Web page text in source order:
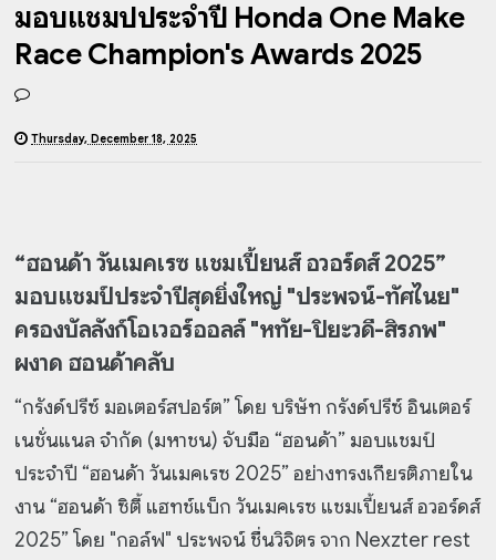
มอบแชมป์ประจำปี Honda One Make
Race Champion's Awards 2025
Thursday, December 18, 2025
“ฮอนด้า วันเมคเรซ แชมเปี้ยนส์ อวอร์ดส์ 2025”
มอบแชมป์ประจำปีสุดยิ่งใหญ่ "ประพจน์-ทัศไนย"
ครองบัลลังก์โอเวอร์ออลล์ "หทัย-ปิยะวดี-สิรภพ"
ผงาด ฮอนด้าคลับ
“กรังด์ปรีซ์ มอเตอร์สปอร์ต” โดย บริษัท กรังด์ปรีซ์ อินเตอร์
เนชั่นแนล จำกัด (มหาชน) จับมือ “ฮอนด้า” มอบแชมป์
ประจำปี “ฮอนด้า วันเมคเรซ 2025” อย่างทรงเกียรติภายใน
งาน “ฮอนด้า ซิตี้ แฮทช์แบ็ก วันเมคเรซ แชมเปี้ยนส์ อวอร์ดส์
2025” โดย "กอล์ฟ" ประพจน์ ชื่นวิจิตร จาก Nexzter rest